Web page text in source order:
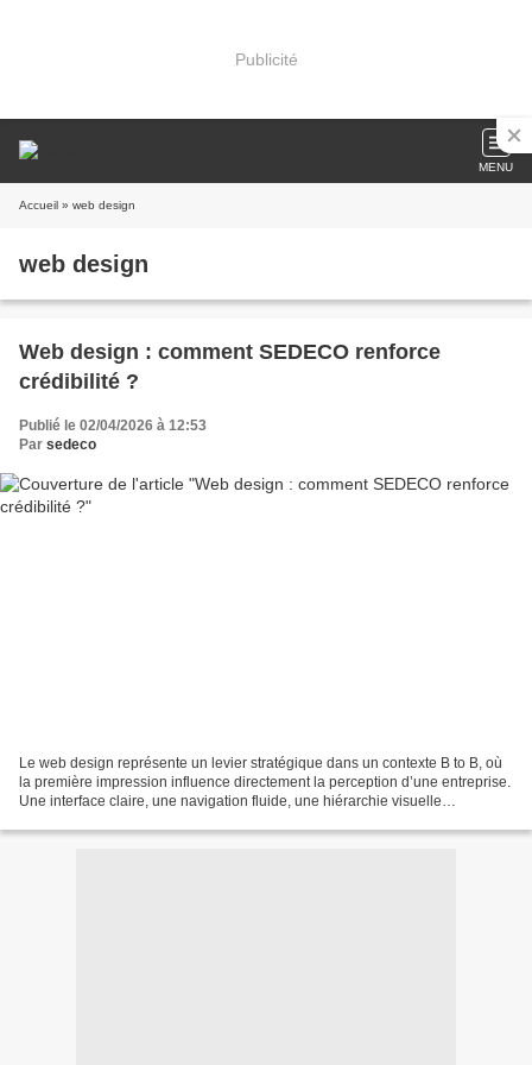
Publicité
MENU
Accueil » web design
web design
Web design : comment SEDECO renforce
crédibilité ?
Publié le 02/04/2026 à 12:53
Par sedeco
Le web design représente un levier stratégique dans un contexte B to B, où
la première impression influence directement la perception d’une entreprise.
Une interface claire, une navigation fluide, une hiérarchie visuelle